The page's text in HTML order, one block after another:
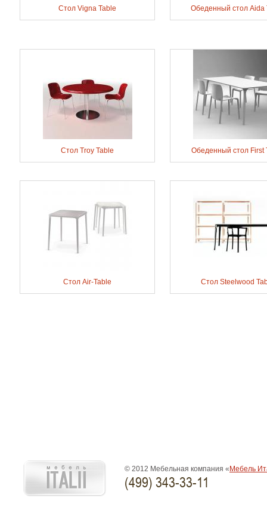
Стол Vigna Table Обеденный стол Aida
Стол Troy Table Обеденный стол First
Стол Air-Table Стол Steelwood
© 2012 Мебельная компания « Мебель
(499) 343-33-11